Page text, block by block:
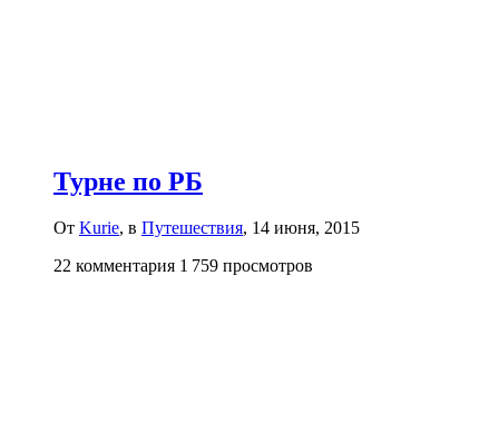
Турне по РБ
От Kurie, в Путешествия, 14 июня, 2015
22 комментария 1 759 просмотров